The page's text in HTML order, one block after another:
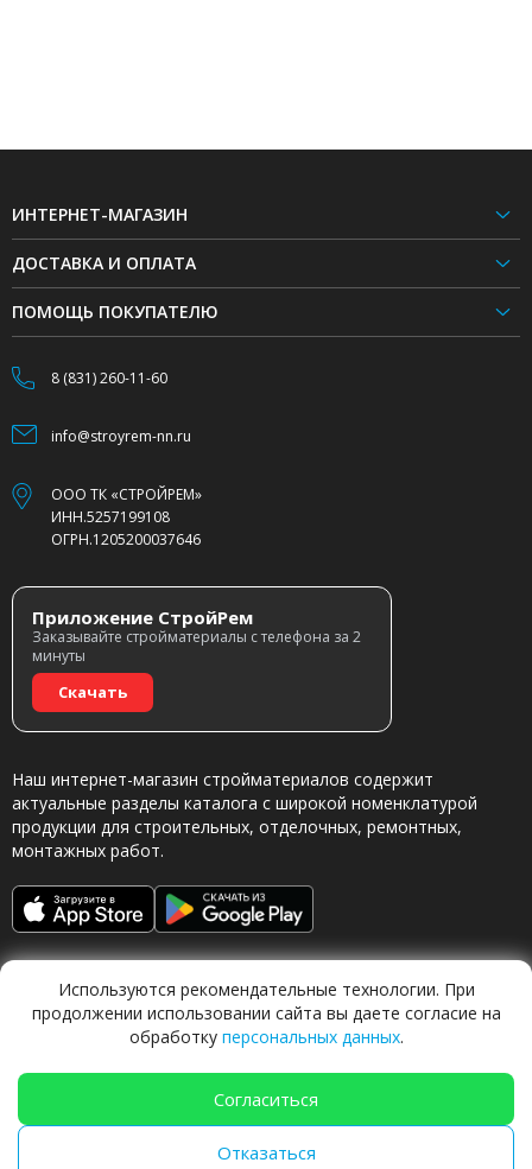
ИНТЕРНЕТ-МАГАЗИН
ДОСТАВКА И ОПЛАТА
ПОМОЩЬ ПОКУПАТЕЛЮ
8 (831) 260-11-60
info@stroyrem-nn.ru
ООО ТК «СТРОЙРЕМ»
ИНН.5257199108
ОГРН.1205200037646
Приложение СтройРем
Заказывайте стройматериалы с телефона за 2
минуты
Скачать
Наш интернет-магазин стройматериалов содержит
актуальные разделы каталога с широкой номенклатурой
продукции для строительных, отделочных, ремонтных,
монтажных работ.
Обращаясь в наш магазин, вы даете согласие на
ИИ система 🍐Груша
Используются рекомендательные технологии. При
продолжении использовании сайта вы даете согласие на
обработку персональных данных.
Согласиться
Отказаться